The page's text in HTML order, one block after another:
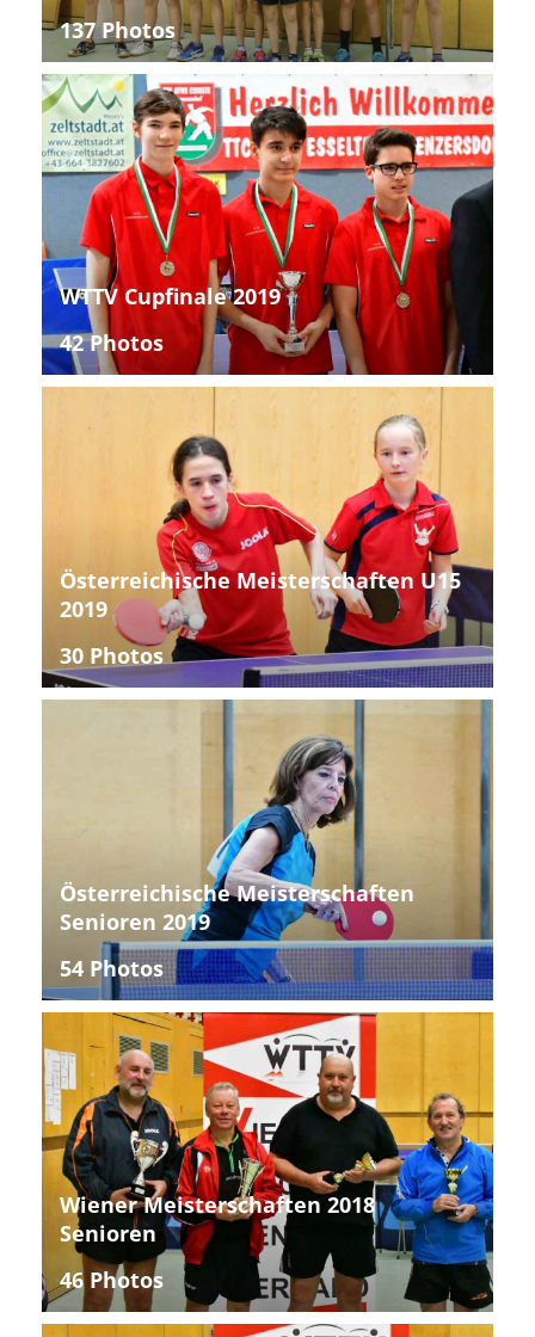
137 Photos
WTTV Cupfinale 2019
42 Photos
Österreichische Meisterschaften U15
2019
30 Photos
Österreichische Meisterschaften
Senioren 2019
54 Photos
Wiener Meisterschaften 2018
Senioren
46 Photos